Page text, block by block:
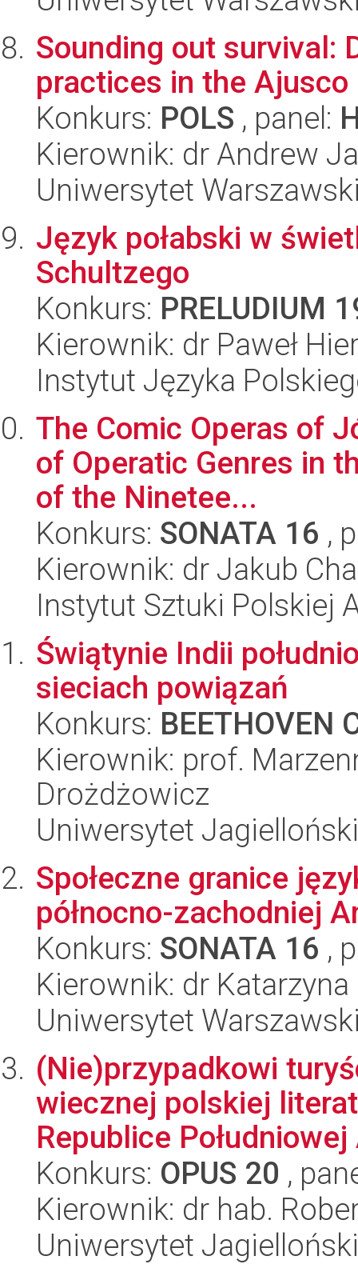
Sounding out survival:
practices in the
Konkurs: POLS , panel:
Kierownik: dr Andrew
Uniwersytet
Język połabski w
Schultzego
Konkurs: PRELUDIUM
Kierownik: dr Paweł
Instytut Języka
The Comic Operas of
of Operatic Genres in
of the Ninetee...
Konkurs: SONATA 16 ,
Kierownik: dr Jakub
Instytut Sztuki Polskiej
Świątynie Indii
sieciach powiązań
Konkurs: BEETHOVEN
Kierownik: prof.
Drożdżowicz
Uniwersytet
Społeczne granice
północno-zachodniej
Konkurs: SONATA 16 ,
Kierownik: dr
Uniwersytet
(Nie)przypadkowi
wiecznej polskiej
Republice
Konkurs: OPUS 20 ,
Kierownik: dr hab.
Uniwersytet